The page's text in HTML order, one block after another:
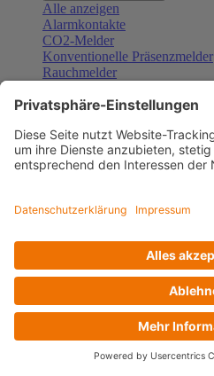
Alle anzeigen
Alarmkontakte
CO2-Melder
Konventionelle Präsenzmelder
Rauchmelder
Gefahrenmelder
Türsprechanlagen
Alle anzeigen
Außenstationen
Klingeltaster und Gongs
Sprechanlagen-Sets
Zubehör Türkommunikation
Videoüberwachung
Zubehör Videoüberwachung
Alle anzeigen